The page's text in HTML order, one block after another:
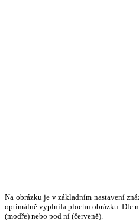
Na obrázku je v základním nastavení
optimálně vyplnila plochu obrázku. Dle
(modře) nebo pod ní (červeně).